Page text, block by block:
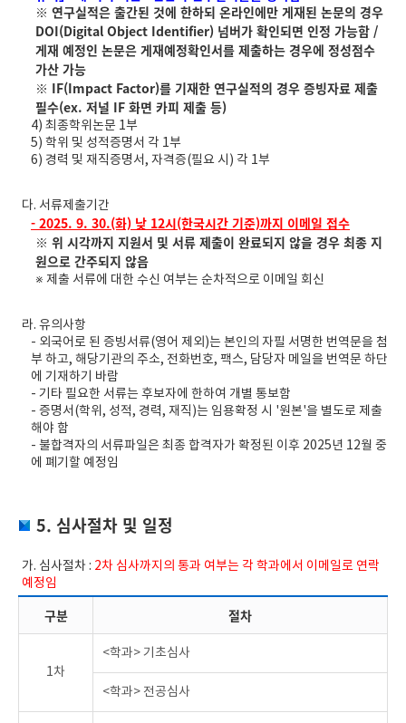
※ 연구실적은 출간된 것에 한하되 온라인에만 게재된 논문의 경우
DOI(Digital Object Identifier) 넘버가 확인되면 인정 가능함 /
게재 예정인 논문은 게재예정확인서를 제출하는 경우에 정성점수
가산 가능
※ IF(Impact Factor)를 기재한 연구실적의 경우 증빙자료 제출
필수(ex. 저널 IF 화면 카피 제출 등)
4) 최종학위논문 1부
5) 학위 및 성적증명서 각 1부
6) 경력 및 재직증명서, 자격증(필요 시) 각 1부
다. 서류제출기간
- 2025. 9. 30.(화) 낮 12시(한국시간 기준)까지 이메일 접수
※ 위 시각까지 지원서 및 서류 제출이 완료되지 않을 경우 최종 지
원으로 간주되지 않음
※ 제출 서류에 대한 수신 여부는 순차적으로 이메일 회신
라. 유의사항
- 외국어로 된 증빙서류(영어 제외)는 본인의 자필 서명한 번역문을 첨
부 하고, 해당기관의 주소, 전화번호, 팩스, 담당자 메일을 번역문 하단
에 기재하기 바람
- 기타 필요한 서류는 후보자에 한하여 개별 통보함
- 증명서(학위, 성적, 경력, 재직)는 임용확정 시 '원본'을 별도로 제출
해야 함
- 불합격자의 서류파일은 최종 합격자가 확정된 이후 2025년 12월 중
에 폐기할 예정임
5. 심사절차 및 일정
가. 심사절차 : 2차 심사까지의 통과 여부는 각 학과에서 이메일로 연락
예정임
구분 절차
1차
<학과> 기초심사
<학과> 전공심사